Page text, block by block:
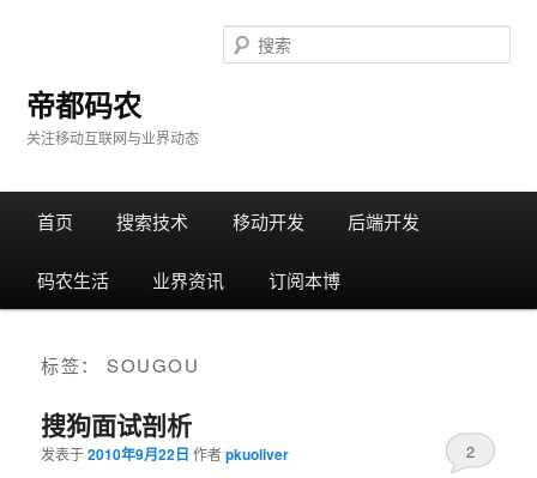
帝都码农
关注移动互联网与业界动态
索
跳
转
文
跳
转
栏
首页 搜索技术 移动开发 后端开发
码农生活 业界资讯 订阅本博
标签：SOUGOU
搜狗面试剖析
发表于2010年9月22日 作者pkuoliver 2